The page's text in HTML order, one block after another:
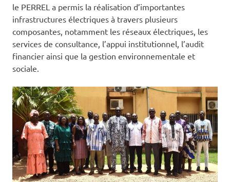
le PERREL a permis la réalisation d’importantes
infrastructures électriques à travers plusieurs
composantes, notamment les réseaux électriques, les
services de consultance, l’appui institutionnel, l’audit
financier ainsi que la gestion environnementale et
sociale.